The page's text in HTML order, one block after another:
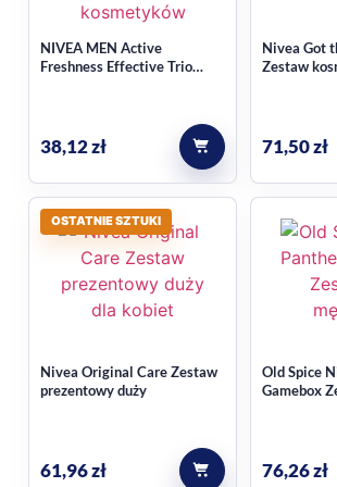
wygodne rozwiązanie, jeśli w jednym
kosmetyk do kilku zastosowań i prostą
dzień.
Dla kogo będzie
wyborem
Ten zestaw warto rozważyć, jeśli szukasz
do golenia i pielęgnacji, cenisz formuły bez
chcesz kupić gotowy zestaw w kategorii
kosmetyków
. To także praktyczny wybór
Najczęstsze pytania
golenia i pielęgnacji?
NIVEA MEN Active
Freshness Effective Trio
38,12zł
Nivea Got
Zestaw
71,50zł
OSTATNIE SZTUKI
Nivea Original Care Zestaw
prezentowy duży
61,96zł
Old Spice
Gamebox
76,26zł